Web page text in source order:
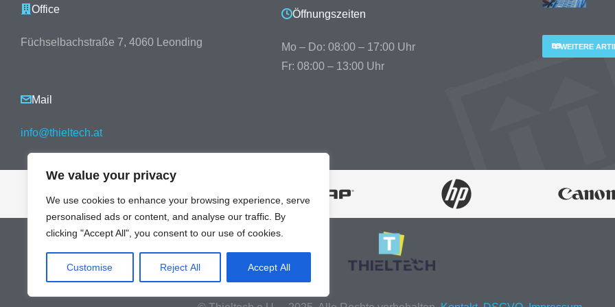
We value your privacy
We use cookies to enhance your browsing experience, serve
personalised ads or content, and analyse our traffic. By
clicking "Accept All", you consent to our use of cookies.
Customise Reject All Accept All
Office
Füchselbachstraße 7, 4060 Leonding
Mail
info@thieltech.at
Öffnungszeiten
Mo – Do: 08:00 – 17:00 Uhr
Fr: 08:00 – 13:00 Uhr
WEITERE